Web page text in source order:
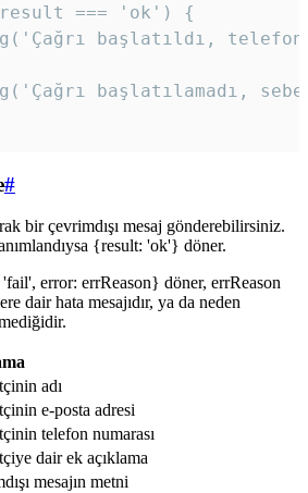
=== 'ok') {
başlatıldı,
başlatılamadı,
#
bir çevrimdışı mesaj gönderebilirsiniz.
{result: 'ok'} döner.
error: errReason} döner, errReason
dair hata mesajıdır, ya da neden
adı
e-posta adresi
telefon numarası
dair ek açıklama
mesajın metni